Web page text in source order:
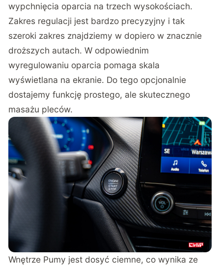
wypchnięcia oparcia na trzech wysokościach.
Zakres regulacji jest bardzo precyzyjny i tak
szeroki zakres znajdziemy w dopiero w znacznie
droższych autach. W odpowiednim
wyregulowaniu oparcia pomaga skala
wyświetlana na ekranie. Do tego opcjonalnie
dostajemy funkcję prostego, ale skutecznego
masażu pleców.
Wnętrze Pumy jest dosyć ciemne, co wynika ze